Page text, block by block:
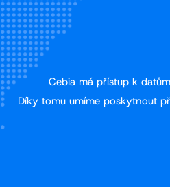
Cebia má přístup k
Díky tomu umíme poskytnout